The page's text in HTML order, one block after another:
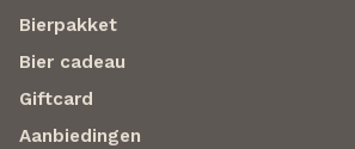
Bierpakket
Bier cadeau
Giftcard
Aanbiedingen